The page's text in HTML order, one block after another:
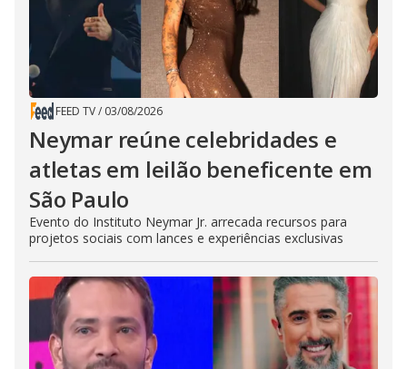
FEED TV/ 03/08/2026
Neymar reúne celebridades e
atletas em leilão beneficente em
São Paulo
Evento do Instituto Neymar Jr. arrecada recursos para
projetos sociais com lances e experiências exclusivas